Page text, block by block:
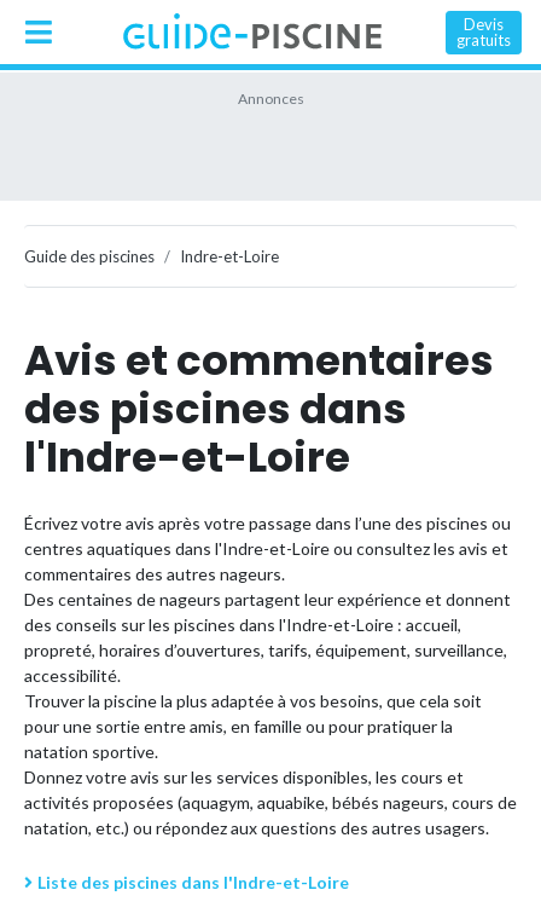
Devis
gratuits
Guide des piscines Indre-et-Loire
Avis et commentaires
des piscines dans
l'Indre-et-Loire
Écrivez votre avis après votre passage dans l’une des piscines ou
centres aquatiques dans l'Indre-et-Loire ou consultez les avis et
commentaires des autres nageurs.
Des centaines de nageurs partagent leur expérience et donnent
des conseils sur les piscines dans l'Indre-et-Loire : accueil,
propreté, horaires d’ouvertures, tarifs, équipement, surveillance,
accessibilité.
Trouver la piscine la plus adaptée à vos besoins, que cela soit
pour une sortie entre amis, en famille ou pour pratiquer la
natation sportive.
Donnez votre avis sur les services disponibles, les cours et
activités proposées (aquagym, aquabike, bébés nageurs, cours de
natation, etc.) ou répondez aux questions des autres usagers.
Liste des piscines dans l'Indre-et-Loire